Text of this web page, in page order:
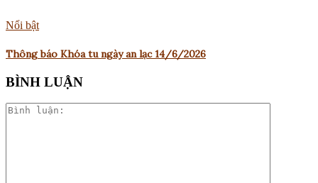
Nổi bật
Thông báo Khóa tu ngày an lạc 14/6/2026
BÌNH LUẬN